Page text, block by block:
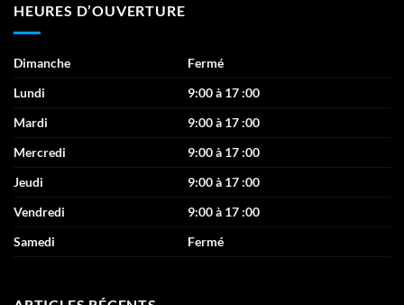
HEURES D’OUVERTURE
Dimanche
Fermé
Lundi
9:00 à 17 :00
Mardi
9:00 à 17 :00
Mercredi
9:00 à 17 :00
Jeudi
9:00 à 17 :00
Vendredi
9:00 à 17 :00
Samedi
Fermé